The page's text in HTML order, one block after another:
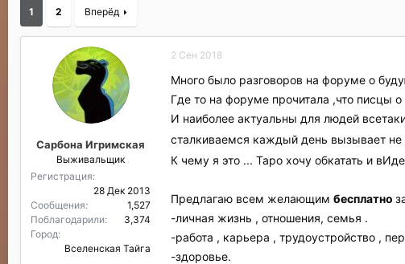
1 2 Вперёд
Сарбона Игримская
Выживальщик
Регистрация
28 Дек 2013
Сообщения
1,527
Поблагодарили
3,374
Город
Вселенская Тайга
2 Сен 2018
Много было разговоров на форуме о
Где то на форуме прочитала ,что писцы
И наиболее актуальны для людей
сталкиваемся каждый день вызывает не
К чему я это ... Таро хочу обкатать и
Предлагаю всем желающим бесплатно
-личная жизнь , отношения, семья .
-работа , карьера , трудоустройство ,
-здоровье.